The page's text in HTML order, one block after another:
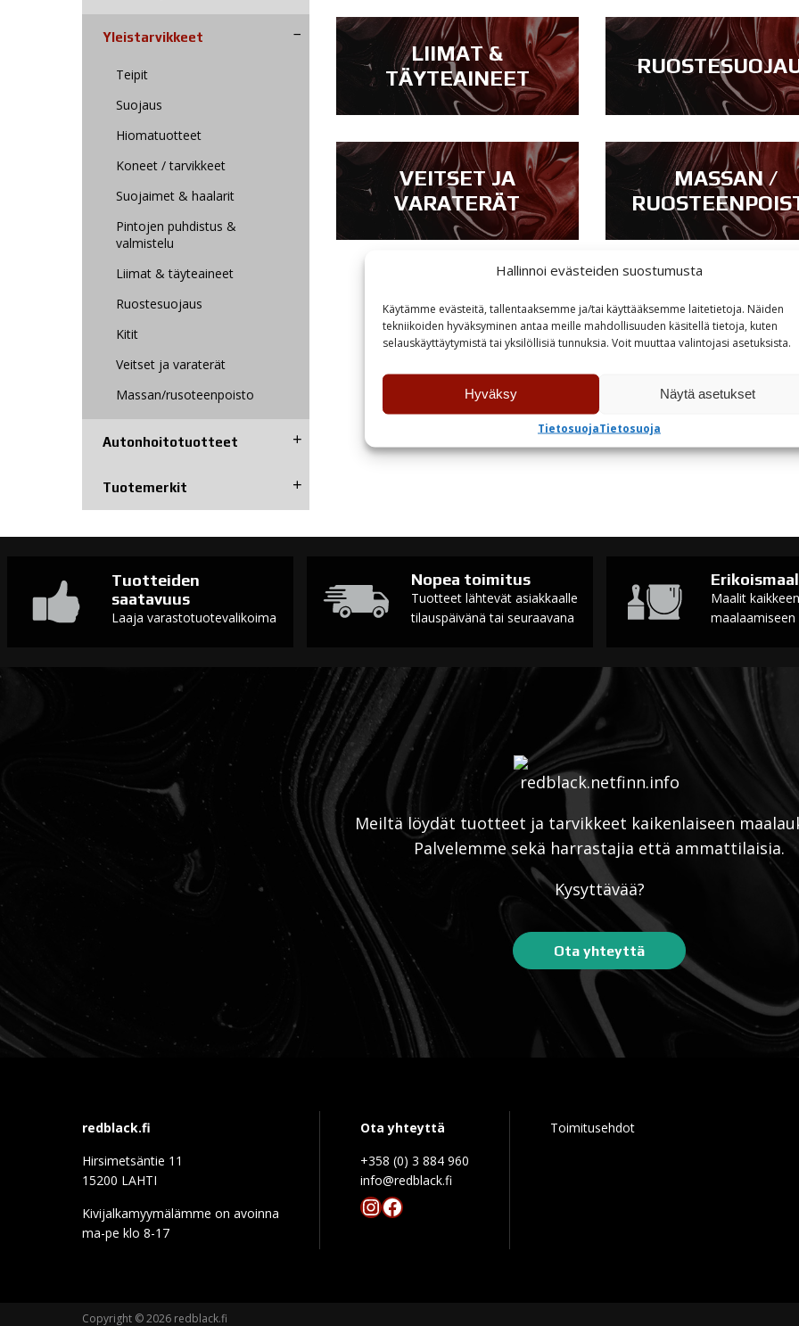
Hallinnoi evästeiden suostumusta
Käytämme evästeitä, tallentaaksemme ja/tai käyttääksemme laitetietoja. Näiden
tekniikoiden hyväksyminen antaa meille mahdollisuuden käsitellä tietoja, kuten
selauskäyttäytymistä tai yksilöllisiä tunnuksia. Voit muuttaa valintojasi asetuksista.
Hyväksy Näytä asetukset
TietosuojaTietosuoja
Yleistarvikkeet
Teipit
Suojaus
Hiomatuotteet
Koneet / tarvikkeet
Suojaimet & haalarit
Pintojen puhdistus &
valmistelu
Liimat & täyteaineet
Ruostesuojaus
Kitit
Veitset ja varaterät
Massan/rusoteenpoisto
Autonhoito­tuotteet
Tuotemerkit
LIIMAT &
TÄYTEAINEET
VEITSET JA
VARATERÄT
MASSAN /
Tuotteiden
saatavuus
Laaja varastotuotevalikoima
Nopea toimitus
Tuotteet lähtevät asiakkaalle
tilauspäivänä tai seuraavana
Maalit kaikkeen
maalaamiseen
Meiltä löydät tuotteet ja tarvikkeet kaikenlaiseen
Palvelemme sekä harrastajia että ammattilaisia.
Kysyttävää?
Ota yhteyttä
redblack.fi
Hirsimetsäntie 11
15200 LAHTI
Kivijalkamyymälämme on avoinna
ma-pe klo 8-17
Ota yhteyttä
+358 (0) 3 884 960
info@redblack.f
Instagram
Facebook
Toimitusehdot
Copyright © 2026 redblack.fi